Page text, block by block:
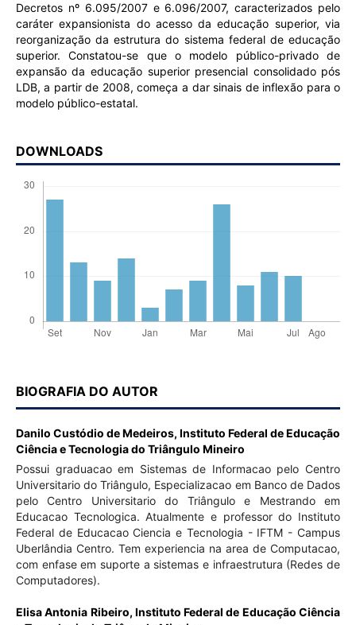
Decretos nº 6.095/2007 e 6.096/2007, caracterizados pelo
caráter expansionista do acesso da educação superior, via
reorganização da estrutura do sistema federal de educação
superior. Constatou-se que o modelo público-privado de
expansão da educação superior presencial consolidado pós
LDB, a partir de 2008, começa a dar sinais de inflexão para o
modelo público-estatal.
DOWNLOADS
BIOGRAFIA DO AUTOR
Danilo Custódio de Medeiros,Instituto Federal de Educação
Ciência e Tecnologia do Triângulo Mineiro
Possui graduacao em Sistemas de Informacao pelo Centro
Universitario do Triângulo, Especializacao em Banco de Dados
pelo Centro Universitario do Triângulo e Mestrando em
Educacao Tecnologica. Atualmente e professor do Instituto
Federal de Educacao Ciencia e Tecnologia - IFTM - Campus
Uberlândia Centro. Tem experiencia na area de Computacao,
com enfase em suporte a sistemas e infraestrutura (Redes de
Computadores).
Elisa Antonia Ribeiro, Instituto Federal de Educação Ciência